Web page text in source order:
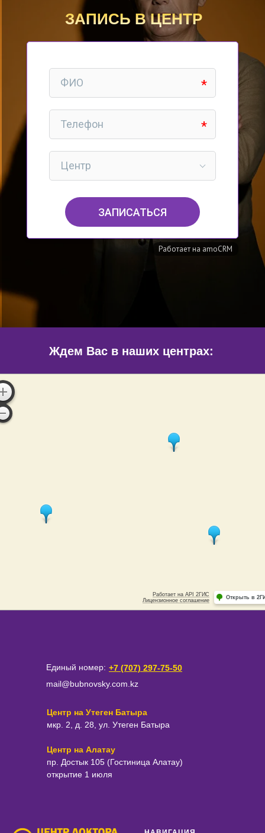
ЗАПИСЬ В ЦЕНТР
Ждем Вас в наших центрах:
Центр на Утеген Батыра
мкр. 2, д. 28, ул. Утеген Батыра
Центр на Алатау
пр. Достык 105 (Гостиница Алатау)
открытие 1 июля
Единый номер:
mail@bubnovsky.com.kz
+7 (707) 297-75-50